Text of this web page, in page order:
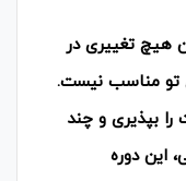
هیچ تغییری در
تو مناسب نیست.
بپذیری و چند
این دوره